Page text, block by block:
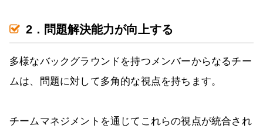
2．問題解決能力が向上する
多様なバックグラウンドを持つメンバーからなるチー
ムは、問題に対して多角的な視点を持ちます。
チームマネジメントを通じてこれらの視点が統合され